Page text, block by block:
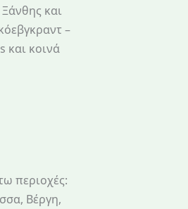
και
–
και κοινά
περιοχές:
Βέργη,